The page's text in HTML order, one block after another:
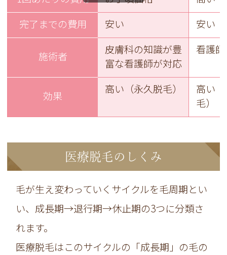
完了までの費用
安い 安い
施術者
皮膚科の知識が豊
富な看護師が対応
看護
効果 高い（永久脱毛）
高い
毛）
医療脱毛のしくみ
毛が生え変わっていくサイクルを毛周期とい
い、成長期→退行期→休止期の3つに分類さ
れます。
医療脱毛はこのサイクルの「成長期」の毛の